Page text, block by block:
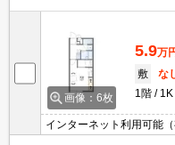
画像：6枚
5.9万
敷
な
1階
1K
インターネット利用可能